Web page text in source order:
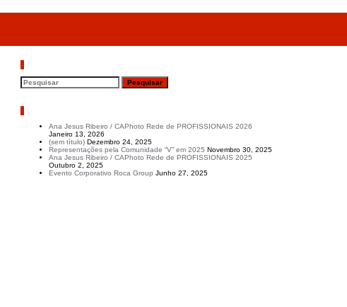
Ana Jesus Ribeiro / CAPhoto Rede de PROFISSIONAIS 2026
Janeiro 13, 2026
(sem título) Dezembro 24, 2025
Representações pela Comunidade “V” em 2025 Novembro 30, 2025
Ana Jesus Ribeiro / CAPhoto Rede de PROFISSIONAIS 2025
Outubro 2, 2025
Evento Corporativo Roca Group Junho 27, 2025